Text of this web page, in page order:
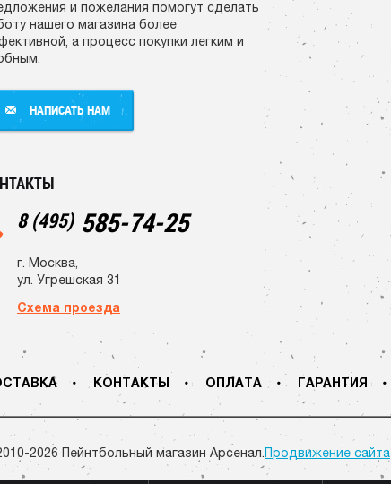
и пожелания помогут сделать
нашего магазина более
а процесс покупки легким и
НАПИСАТЬ НАМ
8 (495) 585-74-25
г. Москва,
ул. Угрешская 31
Схема проезда
КОНТАКТЫ ОПЛАТА ГАРАНТИЯ
Продвижение сайта
2026 Пейнтбольный магазин Арсенал.